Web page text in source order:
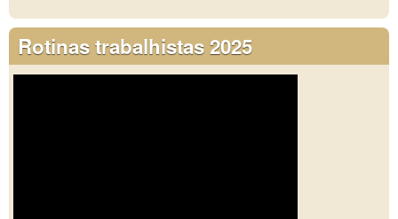
Rotinas trabalhistas 2025